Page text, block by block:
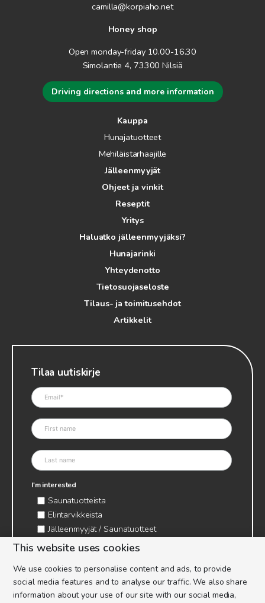
camilla@korpiaho.net
Honey shop
Open monday-friday 10.00-16.30
Simolantie 4, 73300 Nilsiä
Driving directions and more information
Kauppa
Hunajatuotteet
Mehiläistarhaajille
Jälleenmyyjät
Ohjeet ja vinkit
Reseptit
Yritys
Haluatko jälleenmyyjäksi?
Hunajarinki
Yhteydenotto
Tietosuojaseloste
Tilaus- ja toimitusehdot
Artikkelit
Tilaa uutiskirje
I'm interested
Saunatuotteista
Elintarvikkeista
Jälleenmyyjät / Saunatuotteet
Jälleenmyyjät / Elintarvikkeet
Mehiläistarvikkeet
Ajankohtaista & tietopaketit tarhaajalle
This website uses cookies
We use cookies to personalise content and ads, to provide
social media features and to analyse our traffic. We also share
information about your use of our site with our social media,